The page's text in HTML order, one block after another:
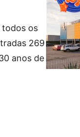
todos os
269
anos de